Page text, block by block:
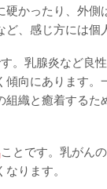
硬かったり、外側
、感じ方には個
。乳腺炎など良
向にあります。
組織と癒着するた
ことです。乳がん
ります。